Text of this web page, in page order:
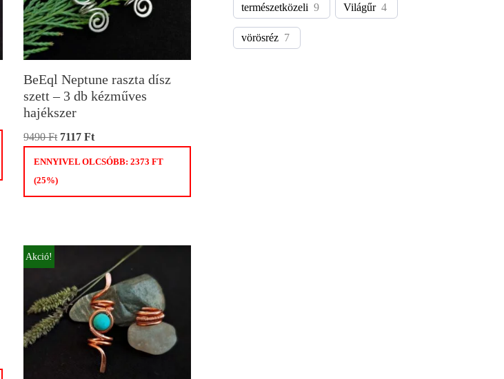
BeEql Neptune raszta dísz
szett – 3 db kézműves
hajékszer
9490Ft 7117Ft
ENNYIVEL OLCSÓBB:2373FT
(25%)
Akció!
természetközeli 9 Világűr 4
vörösréz 7